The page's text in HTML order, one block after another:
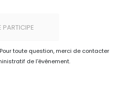
PARTICIPE
toute question, merci de contacter
de l'événement.